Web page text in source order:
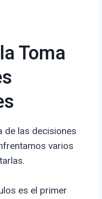
Toma
de las decisiones
varios
es el primer